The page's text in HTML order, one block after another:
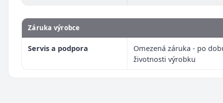
Záruka výrobce
Servis a podpora
Omezená záruka - po
životnosti výrobku